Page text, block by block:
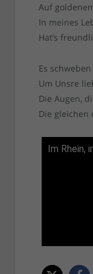
Auf
In meines
Hat’s
Es
Um Unsre
Die Augen,
Die gleichen
Im Rhein,